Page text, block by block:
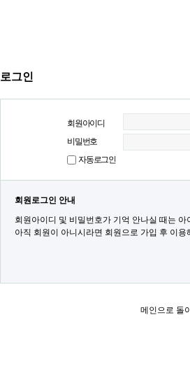
로그인
회원아이디
비밀번호
자동로그인
회원로그인 안내
회원아이디 및 비밀번호가 기억 안나실 때는
아직 회원이 아니시라면 회원으로 가입 후 이용
메인으로 돌